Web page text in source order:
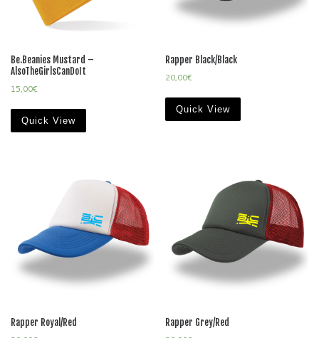
Be.Beanies Mustard –
AlsoTheGirlsCanDoIt
15,00€
Quick View
Rapper Black/Black
20,00€
Quick View
Rapper Royal/Red
Rapper Grey/Red